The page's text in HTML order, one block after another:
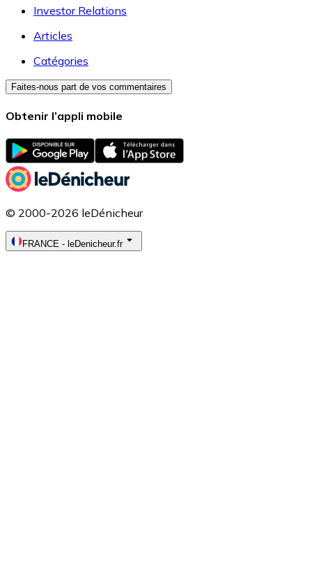
Investor Relations
Articles
Catégories
Faites-nous part de vos commentaires
Obtenir l’appli mobile
© 2000-2026 leDénicheur
FRANCE - leDenicheur.fr